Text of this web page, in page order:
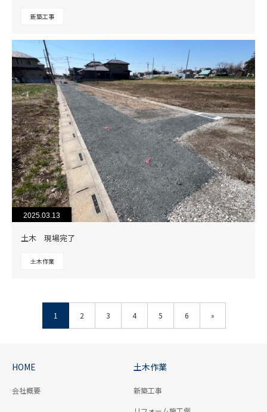
新築工事
2025.03.13
土木 現場完了
土木作業
1 2 3 4 5 6 »
HOME
会社概要
土木作業
新築工事